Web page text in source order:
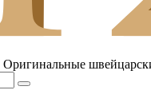
Оригинальные